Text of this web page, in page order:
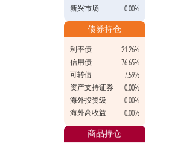
新兴市场
0.00%
债券持仓
利率债
21.26%
信用债
76.65%
可转债
7.59%
资产支持证券
0.00%
海外投资级
0.00%
海外高收益
0.00%
商品持仓